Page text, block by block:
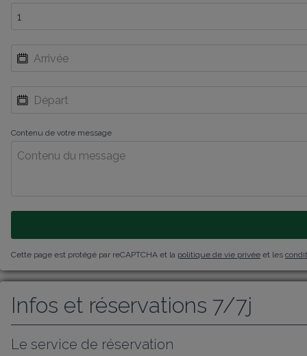
Contenu de votre message
Cette page est protégé par reCAPTCHA et la politique de vie privée et les
Infos et réservations 7/7j
Le service de réservation